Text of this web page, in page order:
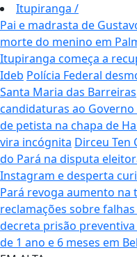
Itupiranga /
Pai e madrasta de
morte do menino em
Itupiranga começa a
Ideb Polícia Federal
Santa Maria das Barreiras
candidaturas ao Governo
de petista na chapa de
vira incógnita Dirceu Ten
do Pará na disputa
Instagram e desperta
Pará revoga aumento na
reclamações sobre
decreta prisão
de 1 ano e 6 meses em